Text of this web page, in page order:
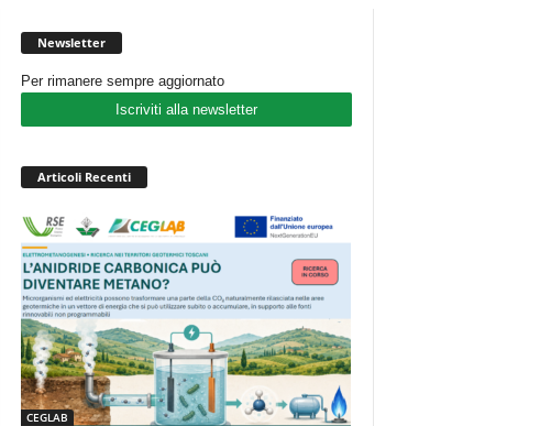
Newsletter
Per rimanere sempre aggiornato
Iscriviti alla newsletter
Articoli Recenti
CEGLAB